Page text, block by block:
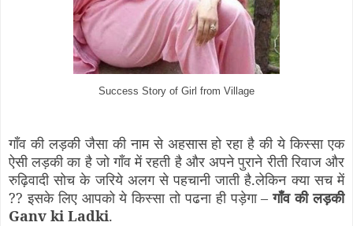
Success Story of Girl from Village
गाँव की लड़की जैसा की नाम से अहसास हो रहा है की ये किस्सा एक
ऐसी लड़की का है जो गाँव में रहती है और अपने पुराने रीती रिवाज और
रुढ़िवादी सोच के जरिये अलग से पहचानी जाती है.लेकिन क्या सच में
?? इसके लिए आपको ये किस्सा तो पढना ही पड़ेगा –गाँव की लड़की
Ganv ki Ladki.